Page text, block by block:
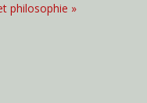
philosophie »